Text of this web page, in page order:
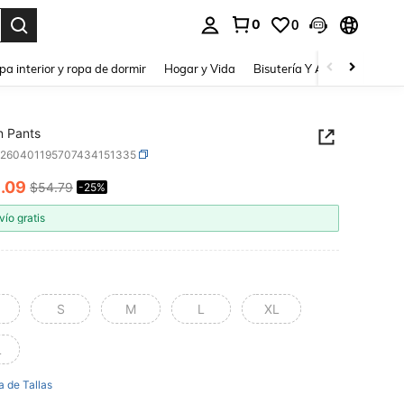
0 0
interior y ropa de dormir Hogar y Vida Bisutería Y Accesorios
Pants
AND AVAILABILITY
.09 $54.79 -25%
gratis
S M L XL
de Tallas